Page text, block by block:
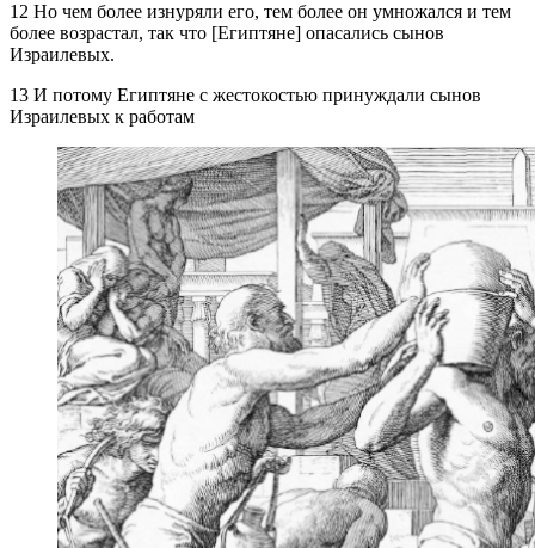
12 Но чем более изнуряли его, тем более он умножался и тем
более возрастал, так что [Египтяне] опасались сынов
Израилевых.
13 И потому Египтяне с жестокостью принуждали сынов
Израилевых к работам